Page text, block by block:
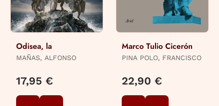
Odisea, la
MAÑAS, ALFONSO
17,95 €
Marco Tulio Cicerón
PINA POLO, FRANCISCO
22,90 €